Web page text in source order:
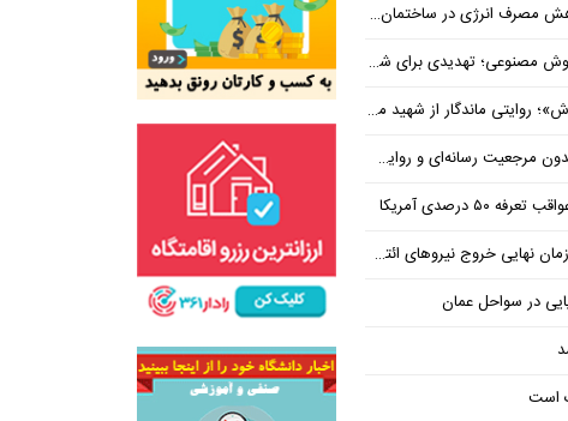
انرژی در ساختمان‌های مسکونی
تهدیدی برای شغل یا فرصتی برای تحول؟
از شهید محمود صارمی در روز خبرنگار
رسانه‌ای و روایت حقیقت به دست نمی‌آید
۵۰ درصدی آمریکا
در سواحل عمان
است